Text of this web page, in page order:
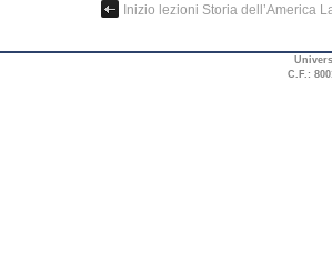
Inizio lezioni Storia dell’America
C.F.: